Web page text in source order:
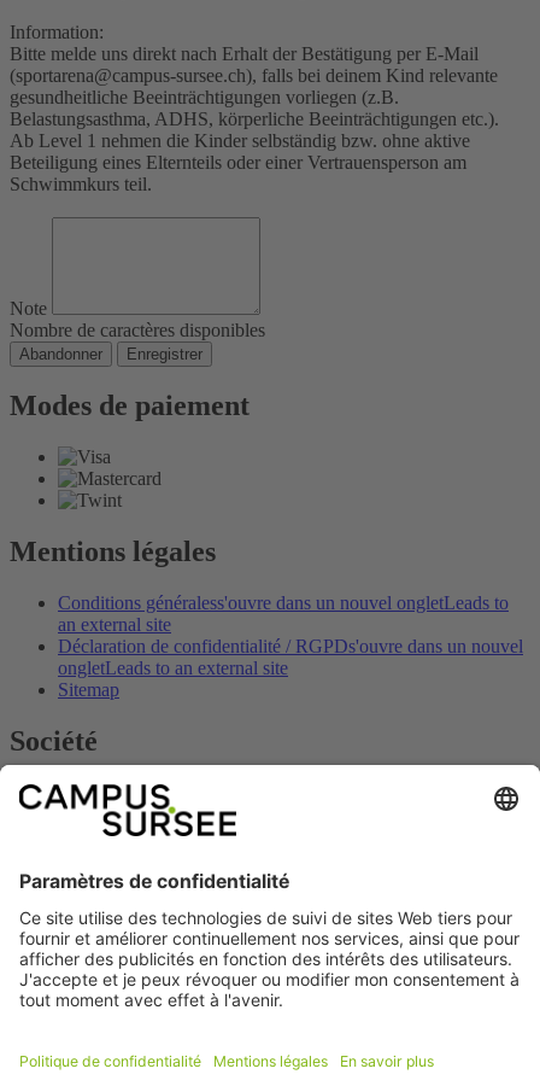
Information:
Bitte melde uns direkt nach Erhalt der Bestätigung per E-Mail
(sportarena@campus-sursee.ch), falls bei deinem Kind relevante
gesundheitliche Beeinträchtigungen vorliegen (z.B.
Belastungsasthma, ADHS, körperliche Beeinträchtigungen etc.).
Ab Level 1 nehmen die Kinder selbständig bzw. ohne aktive
Beteiligung eines Elternteils oder einer Vertrauensperson am
Schwimmkurs teil.
Note
Nombre de caractères disponibles
Abandonner Enregistrer
Modes de paiement
Mentions légales
Conditions généraless'ouvre dans un nouvel ongletLeads to
an external site
Déclaration de confidentialité / RGPDs'ouvre dans un nouvel
ongletLeads to an external site
Sitemap
Société
Contacts'ouvre dans un nouvel onglet
Leads to an external site
Empreintes'ouvre dans un nouvel onglet
Leads to an external
external site
Prix & offres s'ouvre dans un nouvel ongletLeads to an
external site
Social
auf eine externe Seite